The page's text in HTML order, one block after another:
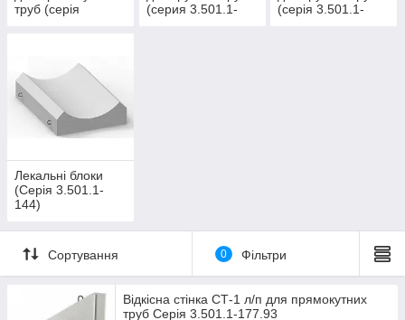
труб (серія
(серия 3.501.1-
(серія 3.501.1-
Лекальні блоки
(Серія 3.501.1-
144)
Сортування 0 Фільтри
Відкісна стінка СТ-1 л/п для прямокутних
труб Серія 3.501.1-177.93